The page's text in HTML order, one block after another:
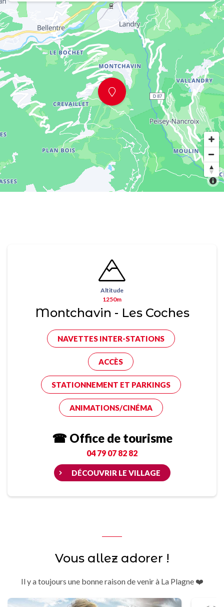
Altitude
1250m
Montchavin - Les Coches
NAVETTES INTER-STATIONS
ACCÈS
STATIONNEMENT ET PARKINGS
ANIMATIONS/CINÉMA
☎ Office de tourisme
04 79 07 82 82
DÉCOUVRIR LE VILLAGE
Vous allez adorer !
Il y a toujours une bonne raison de venir à La Plagne ❤️